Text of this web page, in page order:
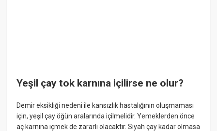
Yeşil çay tok karnına içilirse ne olur?
Demir eksikliği nedeni ile kansızlık hastalığının oluşmaması
için, yeşil çay öğün aralarında içilmelidir. Yemeklerden önce
aç karnına içmek de zararlı olacaktır. Siyah çay kadar olmasa